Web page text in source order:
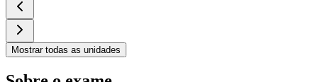
Mostrar todas as unidades